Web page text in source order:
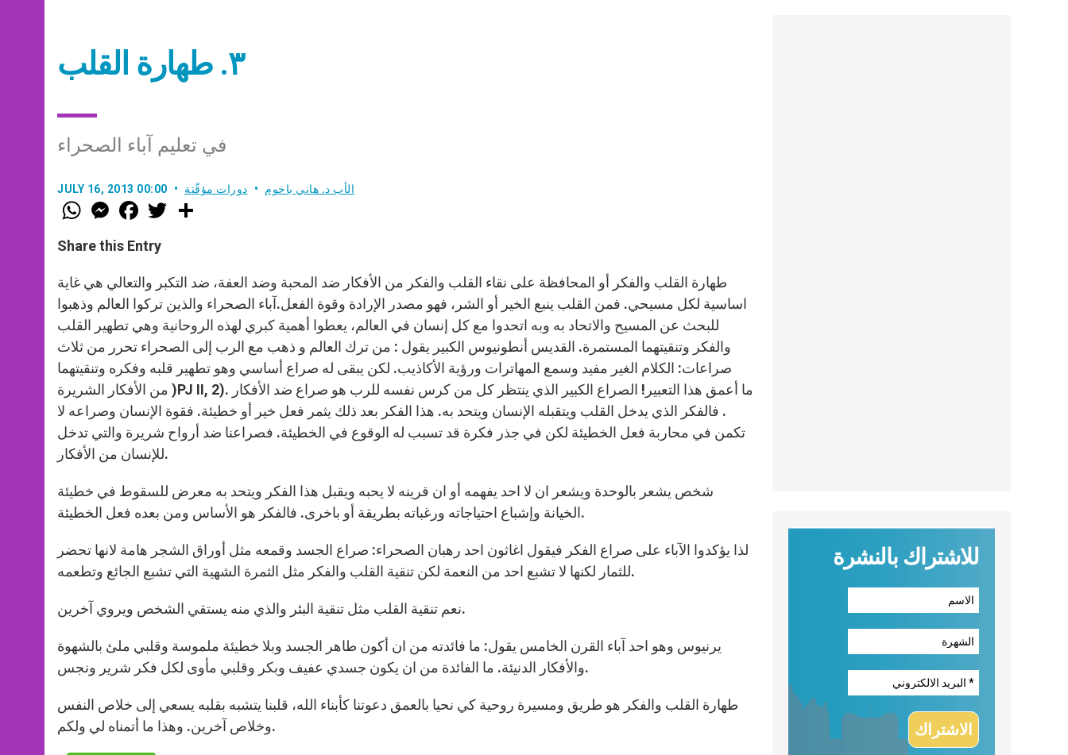
٣. طهارة القلب
في تعليم آباء الصحراء
JULY 16, 2013 00:00 الأب د. هاني باخوم دورات مؤقّتة
W
h
t
s
p
p
M
e
s
e
g
e
r
F
a
e
b
o
k
w
r
Share this Entry
طهارة القلب والفكر أو المحافظة على نقاء القلب والفكر من الأفكار ضد المحبة وضد العفة، ضد التكبر والتعالي هي غاية
اساسية لكل مسيحي. فمن القلب ينبع الخير أو الشر، فهو مصدر الإرادة وقوة الفعل.آباء الصحراء والذين تركوا العالم وذهبوا
للبحث عن المسيح والاتحاد به وبه اتحدوا مع كل إنسان في العالم، يعطوا أهمية كبري لهذه الروحانية وهي تطهير القلب
والفكر وتنقيتهما المستمرة. القديس أنطونيوس الكبير يقول : من ترك العالم و ذهب مع الرب إلى الصحراء تحرر من ثلاث
صراعات: الكلام الغير مفيد وسمع المهاترات ورؤية الأكاذيب. لكن يبقى له صراع أساسي وهو تطهير قلبه وفكره وتنقيتهما
من الأفكار الشريرة )PJ II, 2). ما أعمق هذا التعبير! الصراع الكبير الذي ينتظر كل من كرس نفسه للرب هو صراع ضد الأفكار
. فالفكر الذي يدخل القلب ويتقبله الإنسان ويتحد به. هذا الفكر بعد ذلك يثمر فعل خير أو خطيئة. فقوة الإنسان وصراعه لا
تكمن في محاربة فعل الخطيئة لكن في جذر فكرة قد تسبب له الوقوع في الخطيئة. فصراعنا ضد أرواح شريرة والتي تدخل
للإنسان من الأفكار.
شخص يشعر بالوحدة ويشعر ان لا احد يفهمه أو ان قرينه لا يحبه ويقبل هذا الفكر ويتحد به معرض للسقوط في خطيئة
الخيانة وإشباع احتياجاته ورغباته بطريقة أو باخرى. فالفكر هو الأساس ومن بعده فعل الخطيئة.
لذا يؤكدوا الآباء على صراع الفكر فيقول اغاثون احد رهبان الصحراء: صراع الجسد وقمعه مثل أوراق الشجر هامة لانها تحضر
للثمار لكنها لا تشبع احد من النعمة لكن تنقية القلب والفكر مثل الثمرة الشهية التي تشبع الجائع وتطعمه.
نعم تنقية القلب مثل تنقية البئر والذي منه يستقي الشخص ويروي آخرين.
يرنيوس وهو احد آباء القرن الخامس يقول: ما فائدته من ان أكون طاهر الجسد وبلا خطيئة ملموسة وقلبي ملئ بالشهوة
والأفكار الدنيئة. ما الفائدة من ان يكون جسدي عفيف وبكر وقلبي مأوى لكل فكر شرير ونجس.
طهارة القلب والفكر هو طريق ومسيرة روحية كي نحيا بالعمق دعوتنا كأبناء الله، قلبنا يتشبه بقلبه يسعي إلى خلاص النفس
وخلاص آخرين. وهذا ما أتمناه لي ولكم.
للاشتراك بالنشرة